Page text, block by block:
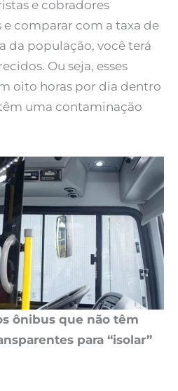
e cobradores
comparar com a taxa de
da população, você terá
Ou seja, esses
oito horas por dia dentro
uma contaminação
ônibus que não têm
para “isolar”